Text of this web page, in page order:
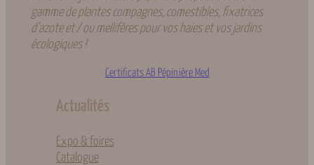
gamme de plantes compagnes, comestibles, fixatrices
d’azote et / ou mellifères pour vos haies et vos jardins
écologiques !
Certificats AB Pépinière Med
Actualités
Expo & foires
Catalogue